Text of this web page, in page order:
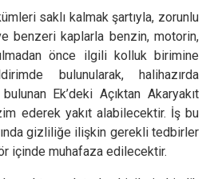
saklı kalmak şartıyla, zorunlu
benzeri kaplarla benzin, motorin,
önce ilgili kolluk birimine
bulunularak, halihazırda
Ek’deki Açıktan Akaryakıt
ederek yakıt alabilecektir. İş bu
gizliliğe ilişkin gerekli tedbirler
içinde muhafaza edilecektir.